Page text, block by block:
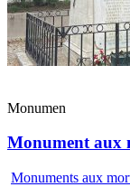
Monumen
Monument aux
Monuments aux